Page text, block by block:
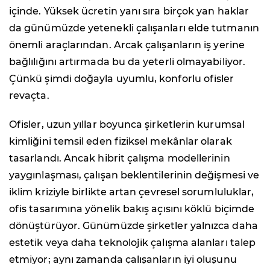
içinde. Yüksek ücretin yanı sıra birçok yan haklar
da günümüzde yetenekli çalışanları elde tutmanın
önemli araçlarından. Arcak çalışanların iş yerine
bağlılığını artırmada bu da yeterli olmayabiliyor.
Çünkü şimdi doğayla uyumlu, konforlu ofisler
revaçta.
Ofisler, uzun yıllar boyunca şirketlerin kurumsal
kimliğini temsil eden fiziksel mekânlar olarak
tasarlandı. Ancak hibrit çalışma modellerinin
yaygınlaşması, çalışan beklentilerinin değişmesi ve
iklim kriziyle birlikte artan çevresel sorumluluklar,
ofis tasarımına yönelik bakış açısını köklü biçimde
dönüştürüyor. Günümüzde şirketler yalnızca daha
estetik veya daha teknolojik çalışma alanları talep
etmiyor; aynı zamanda çalışanların iyi oluşunu